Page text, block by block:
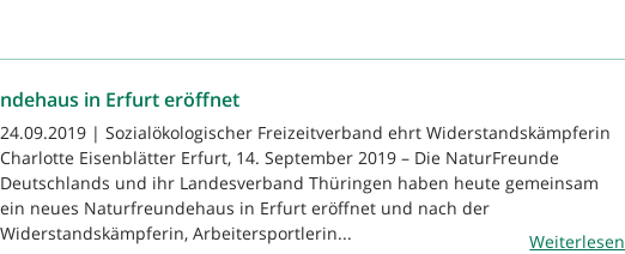
in Erfurt eröffnet
24.09.2019 | Sozialökologischer Freizeitverband ehrt Widerstandskämpferin
Charlotte Eisenblätter Erfurt, 14. September 2019 – Die NaturFreunde
Deutschlands und ihr Landesverband Thüringen haben heute gemeinsam
ein neues Naturfreundehaus in Erfurt eröffnet und nach der
Widerstandskämpferin, Arbeitersportlerin...
Weiterlesen